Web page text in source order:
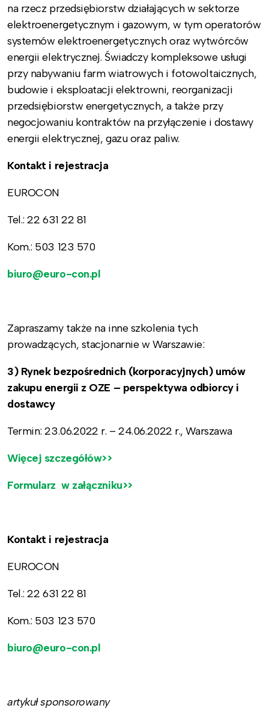
na rzecz przedsiębiorstw działających w sektorze
elektroenergetycznym i gazowym, w tym operatorów
systemów elektroenergetycznych oraz wytwórców
energii elektrycznej. Świadczy kompleksowe usługi
przy nabywaniu farm wiatrowych i fotowoltaicznych,
budowie i eksploatacji elektrowni, reorganizacji
przedsiębiorstw energetycznych, a także przy
negocjowaniu kontraktów na przyłączenie i dostawy
energii elektrycznej, gazu oraz paliw.
Kontakt i rejestracja
EUROCON
Tel.: 22 631 22 81
Kom.: 503 123 570
biuro@euro-con.pl
Zapraszamy także na inne szkolenia tych
prowadzących, stacjonarnie w Warszawie:
3) Rynek bezpośrednich (korporacyjnych) umów
zakupu energii z OZE – perspektywa odbiorcy i
dostawcy
Termin: 23.06.2022 r. – 24.06.2022 r., Warszawa
Więcej szczegółów>>
Formularz w załączniku>>
Kontakt i rejestracja
EUROCON
Tel.: 22 631 22 81
Kom.: 503 123 570
biuro@euro-con.pl
artykuł sponsorowany